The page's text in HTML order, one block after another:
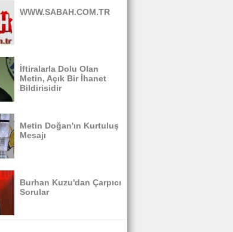
WWW.SABAH.COM.TR
İftiralarla Dolu Olan
Metin, Açık Bir İhanet
Bildirisidir
Metin Doğan'ın Kurtuluş
Mesajı
Burhan Kuzu'dan Çarpıcı
Sorular